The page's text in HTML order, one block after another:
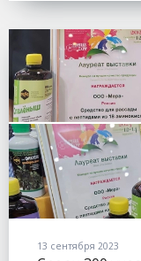
13 сентября 2023